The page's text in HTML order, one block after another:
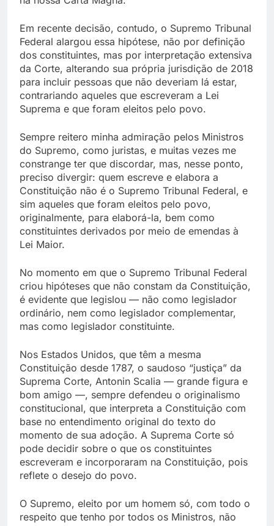
Em recente decisão, contudo, o Supremo Tribunal
Federal alargou essa hipótese, não por definição
dos constituintes, mas por interpretação extensiva
da Corte, alterando sua própria jurisdição de 2018
para incluir pessoas que não deveriam lá estar,
contrariando aqueles que escreveram a Lei
Suprema e que foram eleitos pelo povo.
Sempre reitero minha admiração pelos Ministros
do Supremo, como juristas, e muitas vezes me
constrange ter que discordar, mas, nesse ponto,
preciso divergir: quem escreve e elabora a
Constituição não é o Supremo Tribunal Federal, e
sim aqueles que foram eleitos pelo povo,
originalmente, para elaborá-la, bem como
constituintes derivados por meio de emendas à
Lei Maior.
No momento em que o Supremo Tribunal Federal
criou hipóteses que não constam da Constituição,
é evidente que legislou — não como legislador
ordinário, nem como legislador complementar,
mas como legislador constituinte.
Nos Estados Unidos, que têm a mesma
Constituição desde 1787, o saudoso “justiça” da
Suprema Corte, Antonin Scalia — grande figura e
bom amigo —, sempre defendeu o originalismo
constitucional, que interpreta a Constituição com
base no entendimento original do texto do
momento de sua adoção. A Suprema Corte só
pode decidir sobre o que os constituintes
escreveram e incorporaram na Constituição, pois
reflete o desejo do povo.
O Supremo, eleito por um homem só, com todo o
respeito que tenho por todos os Ministros, não